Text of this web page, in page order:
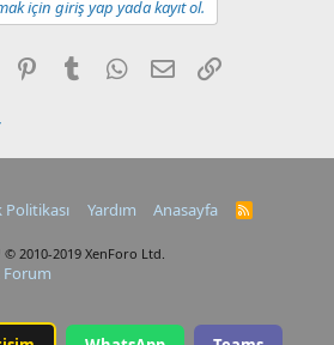
için giriş yap yada kayıt ol.
PinterestTumblrWhatsApp
E-postaLink
Politikası Yardım Anasayfa
R
© 2010-2019 XenForo Ltd.
Forum